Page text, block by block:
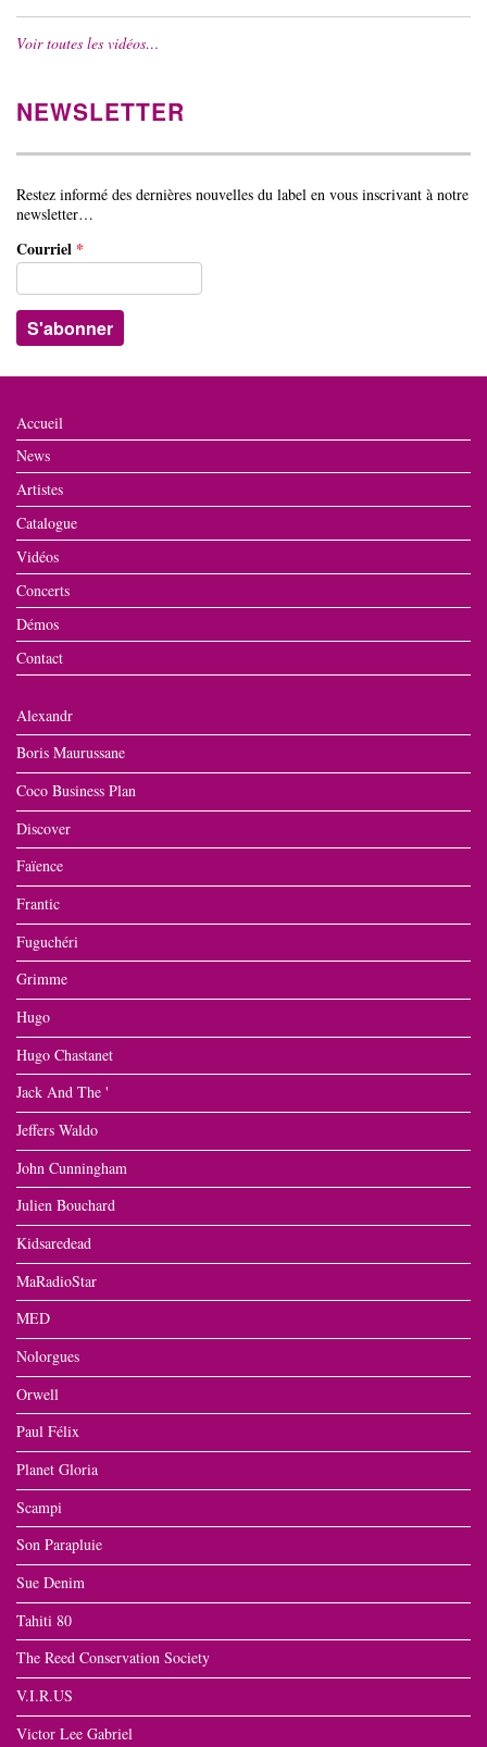
Voir toutes les vidéos…
NEWSLETTER
Restez informé des dernières nouvelles du label en vous inscrivant à notre
newsletter…
Courriel *
Accueil
News
Artistes
Catalogue
Vidéos
Concerts
Démos
Contact
Alexandr
Boris Maurussane
Coco Business Plan
Discover
Faïence
Frantic
Fuguchéri
Grimme
Hugo
Hugo Chastanet
Jack And The '
Jeffers Waldo
John Cunningham
Julien Bouchard
Kidsaredead
MaRadioStar
MED
Nolorgues
Orwell
Paul Félix
Planet Gloria
Scampi
Son Parapluie
Sue Denim
Tahiti 80
The Reed Conservation Society
V.I.R.US
Victor Lee Gabriel